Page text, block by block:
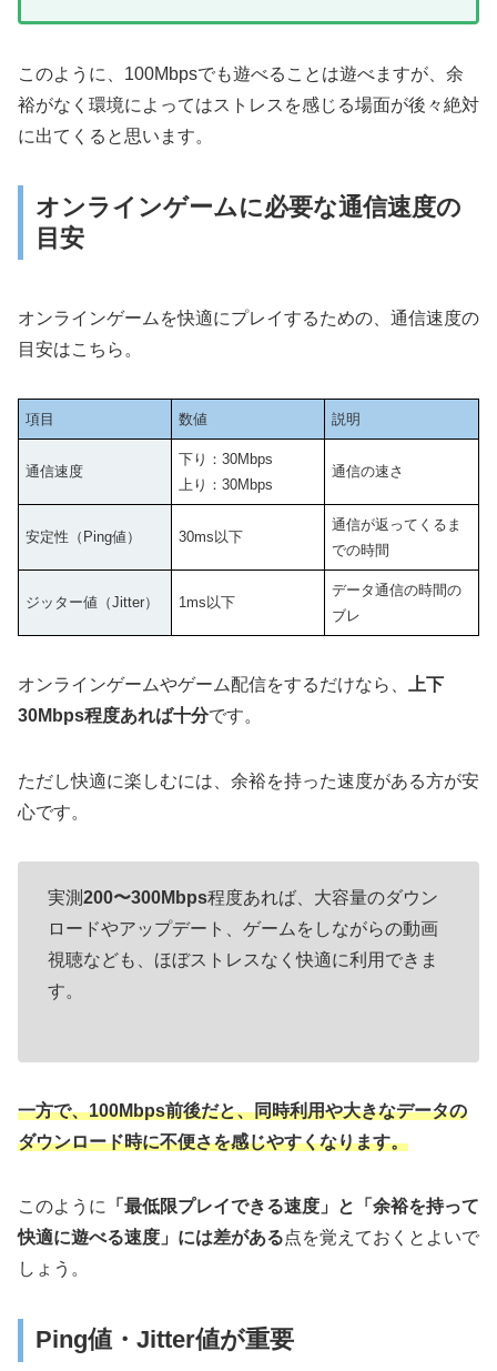
このように、100Mbpsでも遊べることは遊べますが、余
裕がなく環境によってはストレスを感じる場面が後々絶対
に出てくると思います。
オンラインゲームに必要な通信速度の
目安
オンラインゲームを快適にプレイするための、通信速度の
目安はこちら。
項目 数値 説明
通信速度
下り：30Mbps
上り：30Mbps
通信の速さ
安定性（Ping値） 30ms以下
通信が返ってくるま
での時間
ジッター値（Jitter） 1ms以下
データ通信の時間の
ブレ
オンラインゲームやゲーム配信をするだけなら、 上下
30Mbps程度あれば十分です。
ただし快適に楽しむには、余裕を持った速度がある方が安
心です。
実測200〜300Mbps程度あれば、大容量のダウン
ロードやアップデート、ゲームをしながらの動画
視聴なども、ほぼストレスなく快適に利用できま
す。
一方で、100Mbps前後だと、同時利用や大きなデータの
ダウンロード時に不便さを感じやすくなります。
このように
「最低限プレイできる速度」と「余裕を持って
快適に遊べる速度」には差がある点を覚えておくとよいで
しょう。
Ping値・Jitter値が重要